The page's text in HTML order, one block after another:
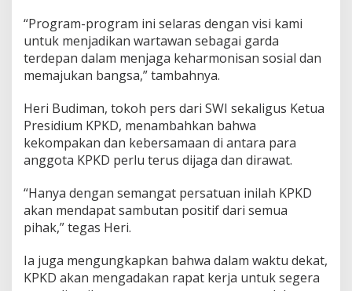
“Program-program ini selaras dengan visi kami
untuk menjadikan wartawan sebagai garda
terdepan dalam menjaga keharmonisan sosial dan
memajukan bangsa,” tambahnya.
Heri Budiman, tokoh pers dari SWI sekaligus Ketua
Presidium KPKD, menambahkan bahwa
kekompakan dan kebersamaan di antara para
anggota KPKD perlu terus dijaga dan dirawat.
“Hanya dengan semangat persatuan inilah KPKD
akan mendapat sambutan positif dari semua
pihak,” tegas Heri.
Ia juga mengungkapkan bahwa dalam waktu dekat,
KPKD akan mengadakan rapat kerja untuk segera